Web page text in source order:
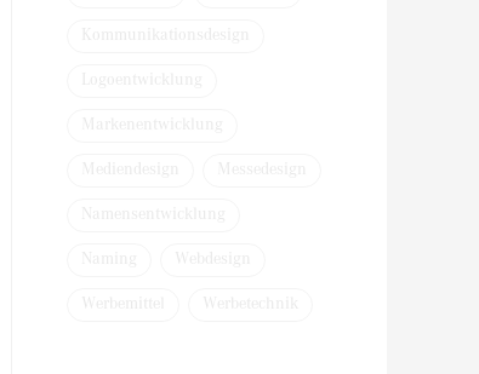
Kommunikationsdesign
Logoentwicklung
Markenentwicklung
Mediendesign Messedesign
Namensentwicklung
Naming Webdesign